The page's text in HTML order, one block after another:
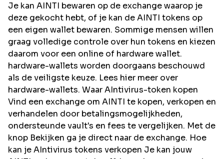
Je kan AINTI bewaren op de exchange waarop je
deze gekocht hebt, of je kan de AINTI tokens op
een eigen wallet bewaren. Sommige mensen willen
graag volledige controle over hun tokens en kiezen
daarom voor een online of hardware wallet.
hardware-wallets worden doorgaans beschouwd
als de veiligste keuze. Lees hier meer over
hardware-wallets. Waar AIntivirus-token kopen
Vind een exchange om AINTI te kopen, verkopen en
verhandelen door betalingsmogelijkheden,
ondersteunde vault's en fees te vergelijken. Met de
knop Bekijken ga je direct naar de exchange. Hoe
kan je AIntivirus tokens verkopen Je kan jouw